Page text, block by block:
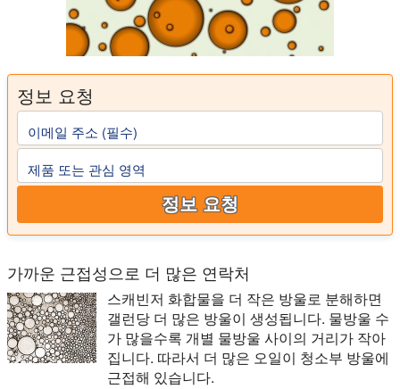
정보 요청
이메일 주소 (필수)
제품 또는 관심 영역
정보 요청
가까운 근접성으로 더 많은 연락처
스캐빈저 화합물을 더 작은 방울로 분해하면
갤런당 더 많은 방울이 생성됩니다. 물방울 수
가 많을수록 개별 물방울 사이의 거리가 작아
집니다. 따라서 더 많은 오일이 청소부 방울에
근접해 있습니다.